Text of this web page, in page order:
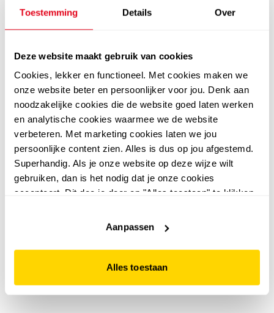
Toestemming Details Over
Deze website maakt gebruik van cookies
Cookies, lekker en functioneel. Met cookies maken we
onze website beter en persoonlijker voor jou. Denk aan
noodzakelijke cookies die de website goed laten werken
en analytische cookies waarmee we de website
verbeteren. Met marketing cookies laten we jou
persoonlijke content zien. Alles is dus op jou afgestemd.
Superhandig. Als je onze website op deze wijze wilt
gebruiken, dan is het nodig dat je onze cookies
accepteert. Dit doe je door op "Alles toestaan" te klikken.
website niet optimaal functioneert.
Aanpassen
Alles toestaan